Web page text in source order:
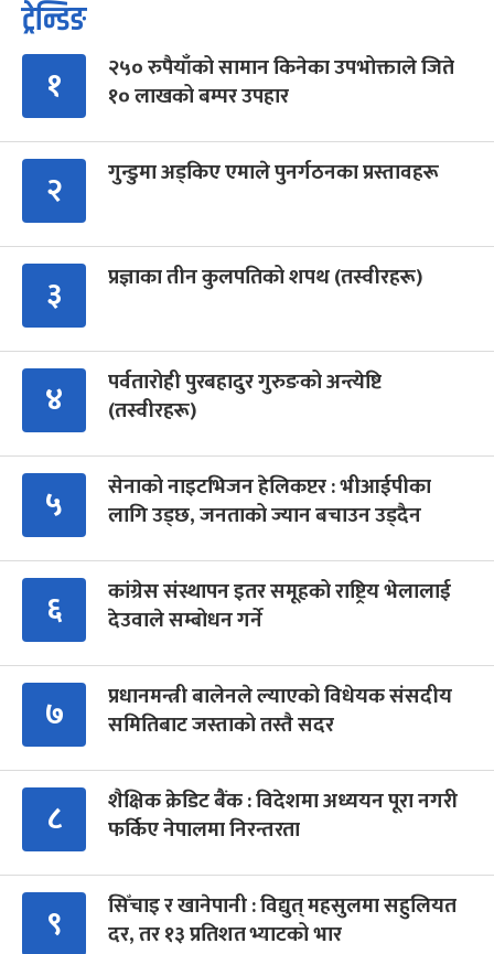
ट्रेन्डिङ
१
२५० रुपैयाँको सामान किनेका उपभोक्ताले जिते
१० लाखको बम्पर उपहार
२ गुन्डुमा अड्किए एमाले पुनर्गठनका प्रस्तावहरू
३ प्रज्ञाका तीन कुलपतिको शपथ (तस्वीरहरू)
४
पर्वतारोही पुरबहादुर गुरुङको अन्त्येष्टि
(तस्वीरहरू)
५
सेनाको नाइटभिजन हेलिकप्टर : भीआईपीका
लागि उड्छ, जनताको ज्यान बचाउन उड्दैन
६
कांग्रेस संस्थापन इतर समूहको राष्ट्रिय भेलालाई
देउवाले सम्बोधन गर्ने
७
प्रधानमन्त्री बालेनले ल्याएको विधेयक संसदीय
समितिबाट जस्ताको तस्तै सदर
८
शैक्षिक क्रेडिट बैंक : विदेशमा अध्ययन पूरा नगरी
फर्किए नेपालमा निरन्तरता
९
सिँचाइ र खानेपानी : विद्युत् महसुलमा सहुलियत
दर, तर १३ प्रतिशत भ्याटको भार